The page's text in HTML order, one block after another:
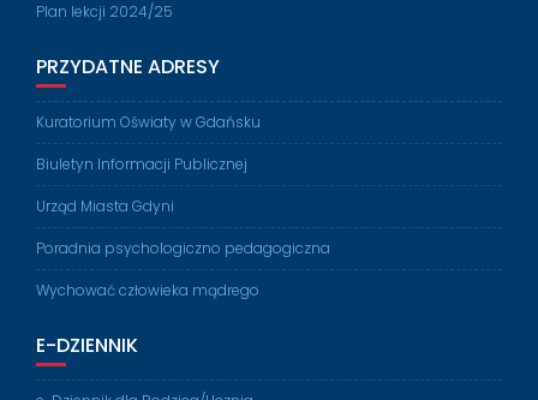
Plan lekcji 2024/25
PRZYDATNE ADRESY
Kuratorium Oświaty w Gdańsku
Biuletyn Informacji Publicznej
Urząd Miasta Gdyni
Poradnia psychologiczno pedagogiczna
Wychować człowieka mądrego
E-DZIENNIK